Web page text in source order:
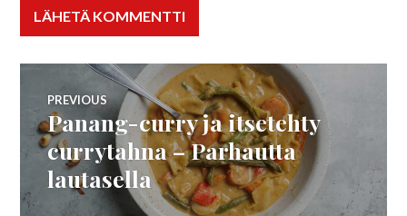
Artikkelien
selaus
PREVIOUS
Previous
post:
Panang-curry ja itsetehty
currytahna – Parhautta
lautasella